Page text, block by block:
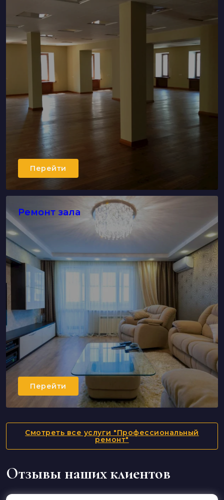
Перейти
Ремонт зала
Перейти
Смотреть все услуги "Профессиональный
ремонт"
Отзывы наших клиентов